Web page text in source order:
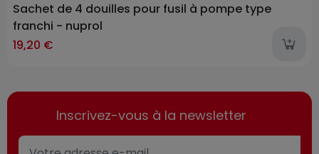
Sachet de 4 douilles pour fusil à pompe type
franchi - nuprol
19,20 €
Inscrivez-vous à la newsletter